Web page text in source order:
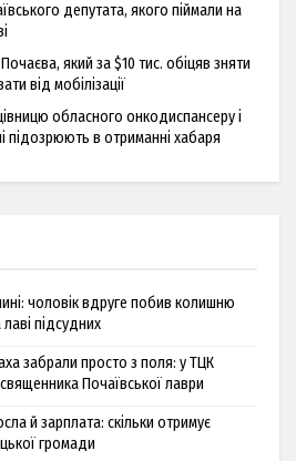
депутата, якого піймали на
який за $10 тис. обіцяв зняти
від мобілізації
обласного онкодиспансеру і
підозрюють в отриманні хабаря
чоловік вдруге побив колишню
підсудних
забрали просто з поля: у ТЦК
Почаївської лаври
й зарплата: скільки отримує
громади